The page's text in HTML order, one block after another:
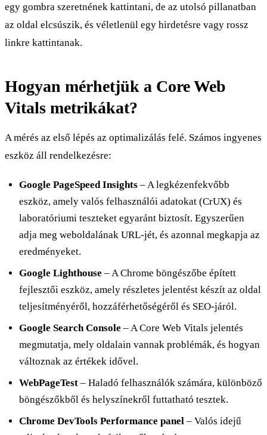
egy gombra szeretnének kattintani, de az utolsó pillanatban
az oldal elcsúszik, és véletlenül egy hirdetésre vagy rossz
linkre kattintanak.
Hogyan mérhetjük a Core Web
Vitals metrikákat?
A mérés az első lépés az optimalizálás felé. Számos ingyenes
eszköz áll rendelkezésre:
Google PageSpeed Insights – A legkézenfekvőbb
eszköz, amely valós felhasználói adatokat (CrUX) és
laboratóriumi teszteket egyaránt biztosít. Egyszerűen
adja meg weboldalának URL-jét, és azonnal megkapja az
eredményeket.
Google Lighthouse – A Chrome böngészőbe épített
fejlesztői eszköz, amely részletes jelentést készít az oldal
teljesítményéről, hozzáférhetőségéről és SEO-járól.
Google Search Console – A Core Web Vitals jelentés
megmutatja, mely oldalain vannak problémák, és hogyan
változnak az értékek idővel.
WebPageTest – Haladó felhasználók számára, különböző
böngészőkből és helyszínekről futtatható tesztek.
Chrome DevTools Performance panel – Valós idejű